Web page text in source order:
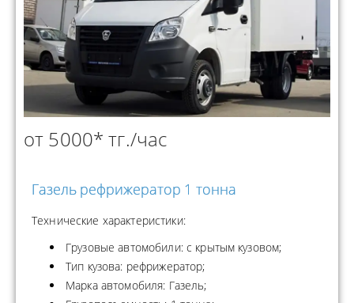
от 5000* тг./час
Газель рефрижератор 1 тонна
Технические характеристики:
Грузовые автомобили: с крытым кузовом;
Тип кузова: рефрижератор;
Марка автомобиля: Газель;